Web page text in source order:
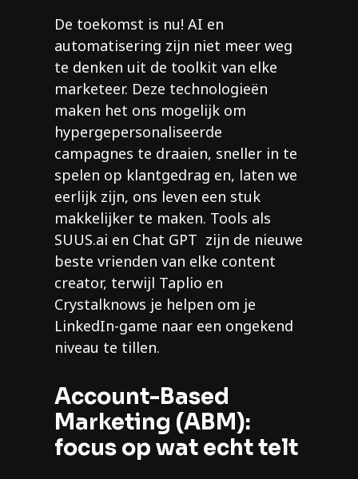
De toekomst is nu! AI en
automatisering zijn niet meer weg
te denken uit de toolkit van elke
marketeer. Deze technologieën
maken het ons mogelijk om
hypergepersonaliseerde
campagnes te draaien, sneller in te
spelen op klantgedrag en, laten we
eerlijk zijn, ons leven een stuk
makkelijker te maken. Tools als
SUUS.ai en Chat GPT zijn de nieuwe
beste vrienden van elke content
creator, terwijl Taplio en
Crystalknows je helpen om je
LinkedIn-game naar een ongekend
niveau te tillen.
Account-Based
Marketing (ABM):
focus op wat echt telt